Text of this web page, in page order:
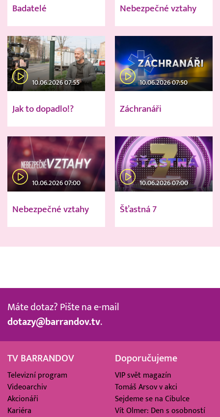
Badatelé Nebezpečné vztahy
10.06.2026 07:55
Jak to dopadlo!?
10.06.2026 07:50
Záchranáři
10.06.2026 07:00
Nebezpečné vztahy
10.06.2026 07:00
Šťastná 7
Máte dotaz? Pište na e-mail
dotazy@barrandov.tv.
TV BARRANDOV
Televizní program
Videoarchiv
Akcionáři
Kariéra
Doporučujeme
VIP svět magazín
Tomáš Arsov v akci
Sejdeme se na Cibulce
Vít Olmer: Den s osobností